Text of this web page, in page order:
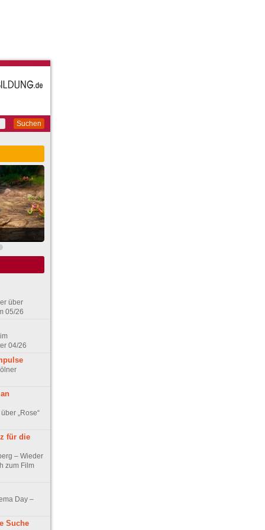
Suchen
über
05/26
04/26
„Rose“
für die
– Wieder
zum Film
Day –
Suche